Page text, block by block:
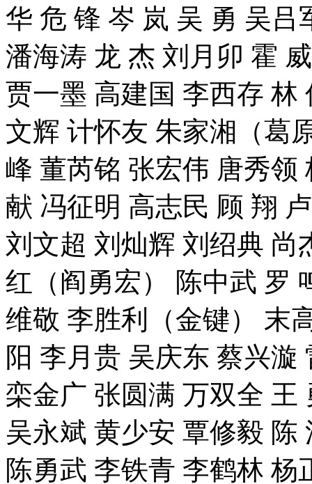
华 危 锋 岑 岚 吴 勇 吴
潘海涛 龙 杰 刘月卯 霍
贾一墨 高建国 李西存 林
文辉 计怀友 朱家湘（葛
峰 董芮铭 张宏伟 唐秀领
献 冯征明 高志民 顾 翔
刘文超 刘灿辉 刘绍典 尚
红（阎勇宏） 陈中武 罗
维敬 李胜利（金键） 末
阳 李月贵 吴庆东 蔡兴
栾金广 张圆满 万双全 王
吴永斌 黄少安 覃修毅 陈
陈勇武 李铁青 李鹤林 杨